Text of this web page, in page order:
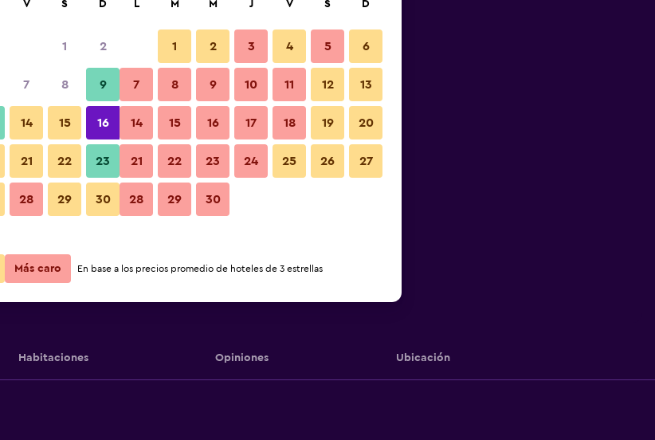
Ver precios
Ver precios
Habitaciones Opiniones Ubicación
V S D
1 2
7 8 9
14 15 16
21 22 23
28 29 30
L M M J V S D
1 2 3 4 5 6
7 8 9 10 11 12 13
14 15 16 17 18 19 20
21 22 23 24 25 26 27
28 29 30
Más caro En base a los precios promedio de hoteles de 3 estrellas